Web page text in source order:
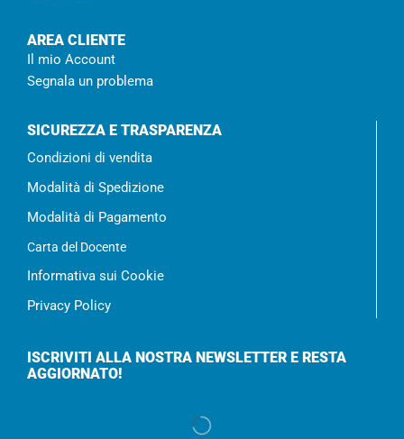
AREA CLIENTE
Il mio Account
Segnala un problema
SICUREZZA E TRASPARENZA
Condizioni di vendita
Modalità di Spedizione
Modalità di Pagamento
Carta del Docente
Informativa sui Cookie
Privacy Policy
ISCRIVITI ALLA NOSTRA NEWSLETTER E RESTA
AGGIORNATO!